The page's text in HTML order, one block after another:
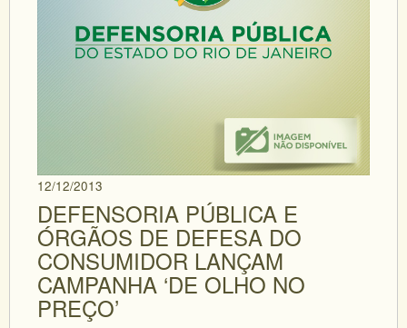
12/12/2013
DEFENSORIA PÚBLICA E
ÓRGÃOS DE DEFESA DO
CONSUMIDOR LANÇAM
CAMPANHA ‘DE OLHO NO
PREÇO’